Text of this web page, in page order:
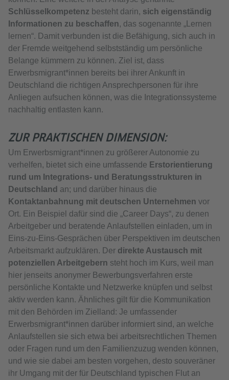
Schlüsselkompetenz besteht darin, sich eigenständig
Informationen zu beschaffen, das sogenannte „Lernen
lernen“. Damit verbunden ist die Befähigung, sich auch in
der Fremde weitgehend selbstständig um persönliche
Belange kümmern zu können. Ziel ist, dass
Erwerbsmigrant*innen bereits bei ihrer Ankunft in
Deutschland die richtigen Ansprechpersonen für ihre
Anliegen aufsuchen können, was die Integrationssysteme
nachhaltig entlasten kann.
ZUR PRAKTISCHEN DIMENSION:
Um Erwerbsmigrant*innen zu größerer Autonomie zu
verhelfen, bietet sich eine umfassende Erstorientierung
rund um Integrations- und Beratungsstrukturen in
Deutschland an; und darüber hinaus die
Kontaktanbahnung mit deutschen Unternehmen vor
Ort. Ein Beispiel dafür sind die „Career Days“, zu denen
Arbeitgeber und beratende Anlaufstellen einladen, um in
Eins-zu-Eins-Gesprächen über Perspektiven im deutschen
Arbeitsmarkt aufzuklären. Der direkte Austausch mit
potenziellen Arbeitgebern steht hoch im Kurs, weil man
hier jenseits anonymer Bewerbungsverfahren erste
persönliche Kontakte und Netzwerke knüpfen und selbst
aktiv werden kann. Ähnliches gilt für die Kommunikation
mit den Behörden im Zielland: Je umfassender
Erwerbsmigrant*innen darüber informiert sind, an welche
Anlaufstellen sie sich etwa bei arbeitsrechtlichen Themen
oder Fragen rund um den Familienzuzug wenden können,
und wie sie dabei am besten vorgehen, desto souveräner
ihr Umgang mit der für Deutschland typischen Flut an